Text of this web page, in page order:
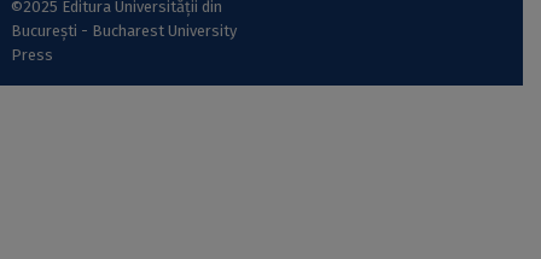
©2025 Editura Universității din
București - Bucharest University
Press